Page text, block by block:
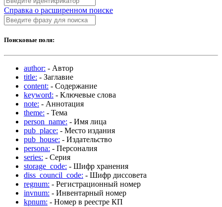
Справка о расширенном поиске
Поисковые поля:
author: - Автор
title: - Заглавие
content: - Содержание
keyword: - Ключевые слова
note: - Аннотация
theme: - Тема
person_name: - Имя лица
pub_place: - Место издания
pub_house: - Издательство
persona: - Персоналия
series: - Серия
storage_code: - Шифр хранения
diss_council_code: - Шифр диссовета
regnum: - Регистрационный номер
invnum: - Инвентарный номер
kpnum: - Номер в реестре КП